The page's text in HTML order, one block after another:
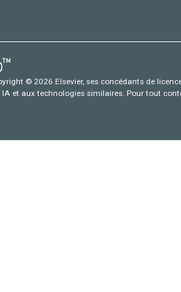
© 2026 Elsevier, ses concédants de
et aux technologies similaires. Pour tout